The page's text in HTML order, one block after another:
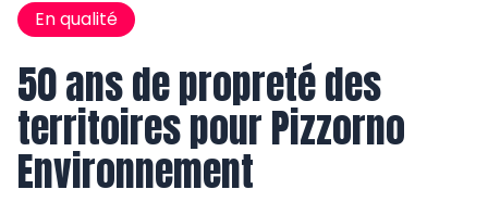
En qualité
50 ans de propreté des
territoires pour Pizzorno
Environnement